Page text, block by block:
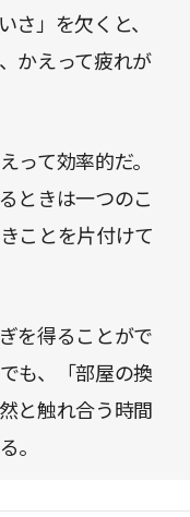
さ」を欠くと、
かえって疲れが
って効率的だ。
ときは一つのこ
ことを片付けて
を得ることがで
も、「部屋の換
と触れ合う時間
。